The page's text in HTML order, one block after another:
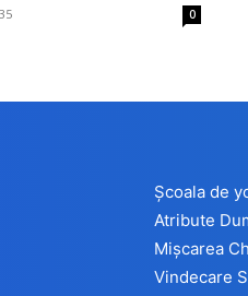
0
Școala de
Atribute
Mișcarea
Vindecare